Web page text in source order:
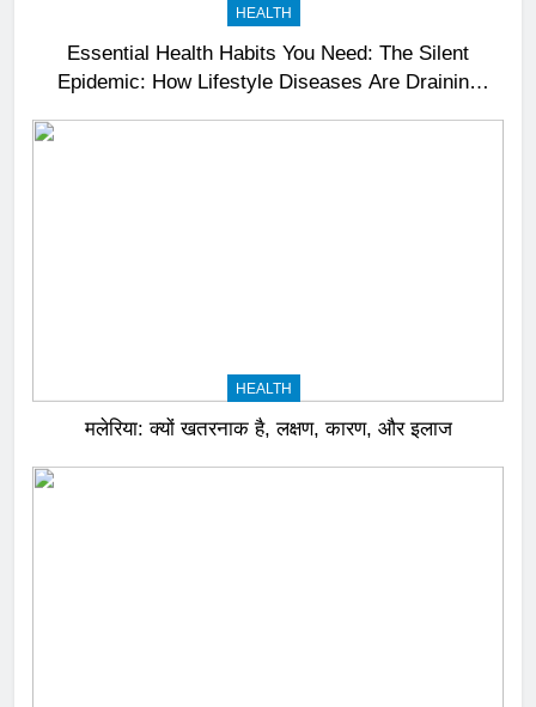
HEALTH
Essential Health Habits You Need: The Silent
Epidemic: How Lifestyle Diseases Are Draining
HEALTH
मलेरिया: क्यों खतरनाक है, लक्षण, कारण, और इलाज